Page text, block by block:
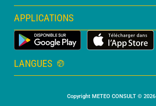
Abonnement METEO PRO
Consultation avec un prévisionniste
Bulletin PRO
Légende des cartes
Légende des pictogrammes
Glossaire
APPLICATIONS
Application Météo Terrestre
LANGUES
Copyright METEO CONSULT © 2026